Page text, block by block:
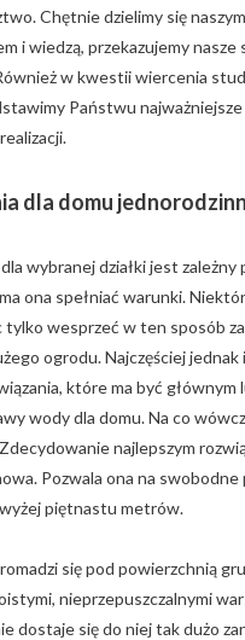
Chętnie dzielimy się
i wiedzą, przekazujemy nasze
w kwestii wiercenia
Państwu
dla domu
wybranej działki jest zależny
ona spełniać warunki.
tylko wesprzeć w ten sposób
ogrodu. Najczęściej
które ma być głównym
wody dla domu. Na co
najlepszym
Pozwala ona na
piętnastu metrów.
się pod powierzchnią
nieprzepuszczalnymi
dostaje się do niej tak dużo